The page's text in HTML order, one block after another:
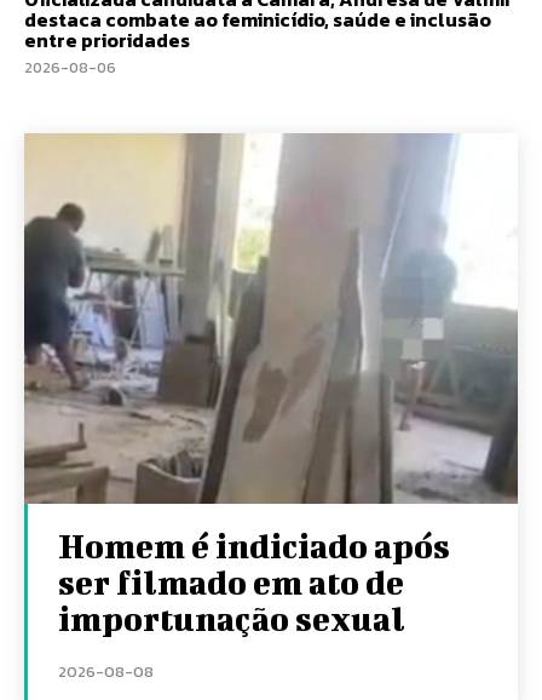
destaca combate ao feminicídio, saúde e inclusão
entre prioridades
2026-08-06
Homem é indiciado após
ser filmado em ato de
importunação sexual
2026-08-08